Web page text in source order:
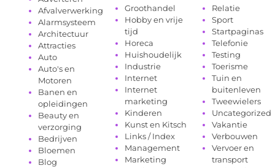
Afvalverwerking
Alarmsysteem
Architectuur
Attracties
Auto
Auto's en
Motoren
Banen en
opleidingen
Beauty en
verzorging
Bedrijven
Bloemen
Blog
Groothandel
Hobby en vrije
tijd
Horeca
Huishoudelijk
Industrie
Internet
Internet
marketing
Kinderen
Kunst en Kitsch
Links / Index
Management
Marketing
Relatie
Sport
Startpaginas
Telefonie
Testing
Toerisme
Tuin en
buitenleven
Tweewielers
Uncategorized
Vakantie
Verbouwen
Vervoer en
transport